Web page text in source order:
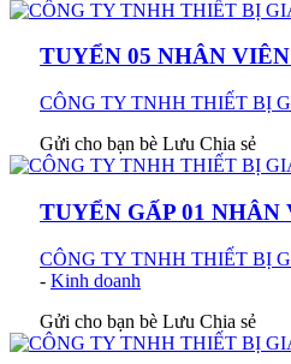
TUYỂN 05 NHÂN
CÔNG TY TNHH THIẾT BỊ
Gửi cho bạn bè Lưu Chia sẻ
TUYỂN GẤP 01
CÔNG TY TNHH THIẾT BỊ
- Kinh doanh
Gửi cho bạn bè Lưu Chia sẻ